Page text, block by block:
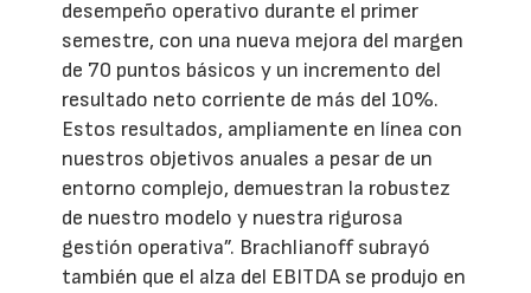
desempeño operativo durante el primer
semestre, con una nueva mejora del margen
de 70 puntos básicos y un incremento del
resultado neto corriente de más del 10%.
Estos resultados, ampliamente en línea con
nuestros objetivos anuales a pesar de un
entorno complejo, demuestran la robustez
de nuestro modelo y nuestra rigurosa
gestión operativa”. Brachlianoff subrayó
también que el alza del EBITDA se produjo en